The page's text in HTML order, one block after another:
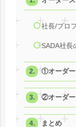
社長/プロ
SADA社長
①オーダー
②オーダー
まとめ